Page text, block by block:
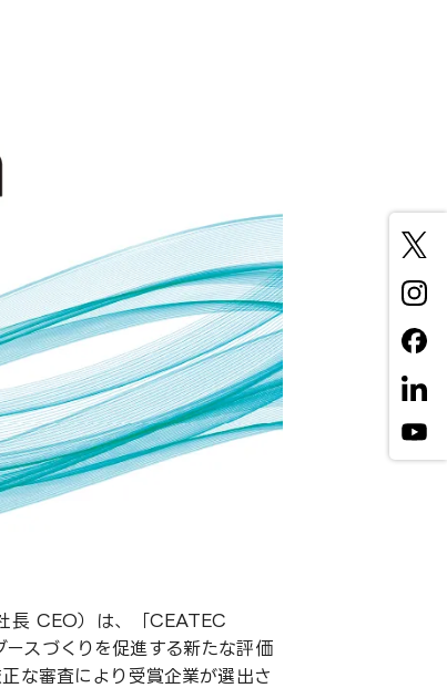
長 CEO）は、「CEATEC
スづくりを促進する新たな評価
な審査により受賞企業が選出さ